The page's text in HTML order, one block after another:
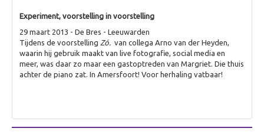
Experiment, voorstelling in voorstelling
29 maart 2013 - De Bres - Leeuwarden
Tijdens de voorstelling Zó. van collega Arno van der Heyden,
waarin hij gebruik maakt van live fotografie, social media en
meer, was daar zo maar een gastoptreden van Margriet. Die thuis
achter de piano zat. In Amersfoort! Voor herhaling vatbaar!